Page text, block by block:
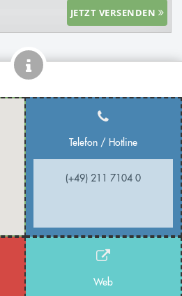
JETZT VERSENDEN
Telefon / Hotline
(+49) 211 7104 0
Web